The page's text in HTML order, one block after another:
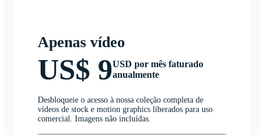
Apenas vídeo
US$ 9USD por mês faturado
anualmente
Desbloqueie o acesso à nossa coleção completa de
vídeos de stock e motion graphics liberados para uso
comercial. Imagens não incluídas.